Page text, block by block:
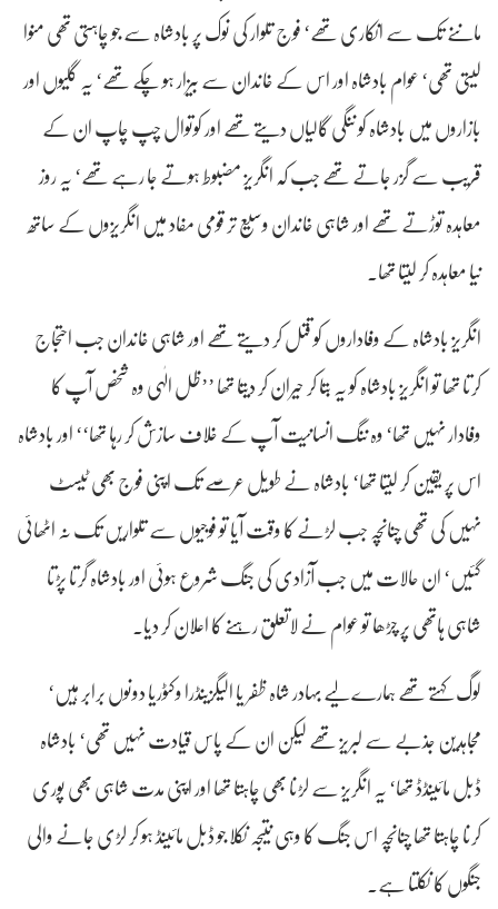
ماننے تک سے انکاری تھے‘ فوج تلوار کی نوک پر بادشاہ سے جو چاہتی تھی منوا
لیتی تھی‘ عوام بادشاہ اور اس کے خاندان سے بیزار ہو چکے تھے‘ یہ گلیوں اور
بازاروں میں بادشاہ کو ننگی گالیاں دیتے تھے اور کوتوال چپ چاپ ان کے
قریب سے گزر جاتے تھے جب کہ انگریز مضبوط ہوتے جا رہے تھے‘ یہ روز
معاہدہ توڑتے تھے اور شاہی خاندان وسیع تر قومی مفاد میں انگریزوں کے ساتھ
نیا معاہدہ کر لیتا تھا۔
انگریز بادشاہ کے وفاداروں کو قتل کر دیتے تھے اور شاہی خاندان جب احتجاج
کرتا تھا تو انگریز بادشاہ کو یہ بتا کر حیران کر دیتا تھا ’’ظل الٰہی وہ شخص آپ کا
وفادار نہیں تھا‘ وہ ننگ انسانیت آپ کے خلاف سازش کر رہا تھا‘‘ اور بادشاہ
اس پر یقین کر لیتا تھا‘ بادشاہ نے طویل عرصے تک اپنی فوج بھی ٹیسٹ
نہیں کی تھی چناںچہ جب لڑنے کا وقت آیا تو فوجیوں سے تلواریں تک نہ اٹھائی
گئیں‘ ان حالات میں جب آزادی کی جنگ شروع ہوئی اور بادشاہ گرتا پڑتا
شاہی ہاتھی پر چڑھا تو عوام نے لاتعلق رہنے کا اعلان کر دیا۔
لوگ کہتے تھے ہمارے لیے بہادر شاہ ظفر یا الیگزینڈرا وکٹوریا دونوں برابر ہیں‘
مجاہدین جذبے سے لبریز تھے لیکن ان کے پاس قیادت نہیں تھی‘ بادشاہ
ڈبل مائینڈڈ تھا‘ یہ انگریز سے لڑنا بھی چاہتا تھا اور اپنی مدت شاہی بھی پوری
کرنا چاہتا تھا چناںچہ اس جنگ کا وہی نتیجہ نکلا جو ڈبل مائینڈ ہو کر لڑی جانے والی
جنگوں کا نکلتا ہے۔